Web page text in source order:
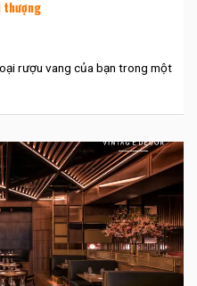
thượng
rượu vang của bạn trong một